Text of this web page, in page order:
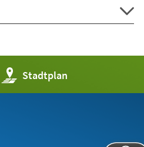
Stadtplan
(Öffnet
in
einem